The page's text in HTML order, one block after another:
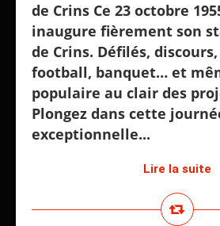
de Crins Ce 23 octobre
inaugure fièrement son
de Crins. Défilés,
football, banquet… et
populaire au clair des
Plongez dans cette
exceptionnelle...
Lire la suite